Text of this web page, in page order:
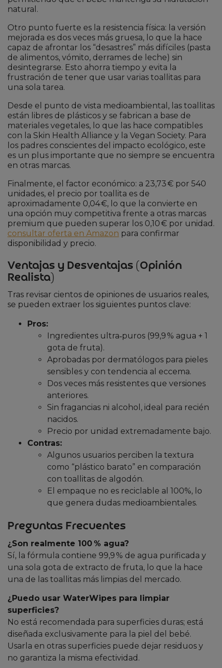
natural.
Otro punto fuerte es la resistencia física: la versión
mejorada es dos veces más gruesa, lo que la hace
capaz de afrontar los “desastres” más difíciles (pasta
de alimentos, vómito, derrames de leche) sin
desintegrarse. Esto ahorra tiempo y evita la
frustración de tener que usar varias toallitas para
una sola tarea.
Desde el punto de vista medioambiental, las toallitas
están libres de plásticos y se fabrican a base de
materiales vegetales, lo que las hace compatibles
con la Skin Health Alliance y la Vegan Society. Para
los padres conscientes del impacto ecológico, este
es un plus importante que no siempre se encuentra
en otras marcas.
Finalmente, el factor económico: a 23,73 € por 540
unidades, el precio por toallita es de
aproximadamente 0,04 €, lo que la convierte en
una opción muy competitiva frente a otras marcas
premium que pueden superar los 0,10 € por unidad.
consultar oferta en Amazon para confirmar
disponibilidad y precio.
Ventajas y Desventajas (Opinión
Realista)
Tras revisar cientos de opiniones de usuarios reales,
se pueden extraer los siguientes puntos clave:
Pros:
Ingredientes ultra‑puros (99,9 % agua + 1
gota de fruta).
Aprobadas por dermatólogos para pieles
sensibles y con tendencia al eccema.
Dos veces más resistentes que versiones
anteriores.
Sin fragancias ni alcohol, ideal para recién
nacidos.
Precio por unidad extremadamente bajo.
Contras:
Algunos usuarios perciben la textura
como “plástico barato” en comparación
con toallitas de algodón.
El empaque no es reciclable al 100%, lo
que genera dudas medioambientales.
Preguntas Frecuentes
¿Son realmente 100 % agua?
Sí, la fórmula contiene 99,9 % de agua purificada y
una sola gota de extracto de fruta, lo que la hace
una de las toallitas más limpias del mercado.
¿Puedo usar WaterWipes para limpiar
superficies?
No está recomendada para superficies duras; está
diseñada exclusivamente para la piel del bebé.
Usarla en otras superficies puede dejar residuos y
no garantiza la misma efectividad.